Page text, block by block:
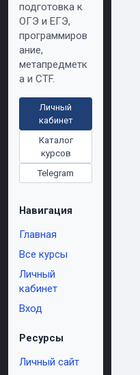
подготовка к
ОГЭ и ЕГЭ,
программиров
ание,
метапредметк
а и CTF.
Личный
кабинет
Каталог
курсов
Telegram
Навигация
Главная
Все курсы
Личный
кабинет
Вход
Ресурсы
Личный сайт